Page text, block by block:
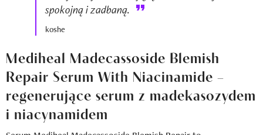
spokojną i zadbaną.
koshe
Mediheal Madecassoside Blemish
Repair Serum With Niacinamide –
regenerujące serum z madekasozydem
i niacynamidem